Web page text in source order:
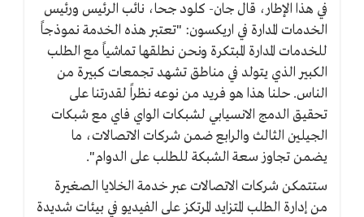
في هذا الإطار، قال جان- كلود جحا، نائب الرئيس ورئيس
الخدمات المدارة في اريكسون: "تعتبر هذه الخدمة نموذجاً
للخدمات المدارة المبتكرة ونحن نطلقها تماشياً مع الطلب
الكبير الذي يتولد في مناطق تشهد تجمعات كبيرة من
الناس. حلنا هذا هو فريد من نوعه نظراً لقدرتنا على
تحقيق الدمج الانسيابي لشبكات الواي فاي مع شبكات
الجيلين الثالث والرابع ضمن شركات الاتصالات، ما
يضمن تجاوز سعة الشبكة للطلب على الدوام".
ستتمكن شركات الاتصالات عبر خدمة الخلايا الصغيرة
من إدارة الطلب المتزايد المرتكز على الفيديو في بيئات شديدة